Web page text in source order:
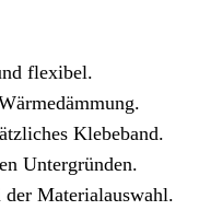
flexibel.
Klebeband.
Untergründen.
der Materialauswahl.